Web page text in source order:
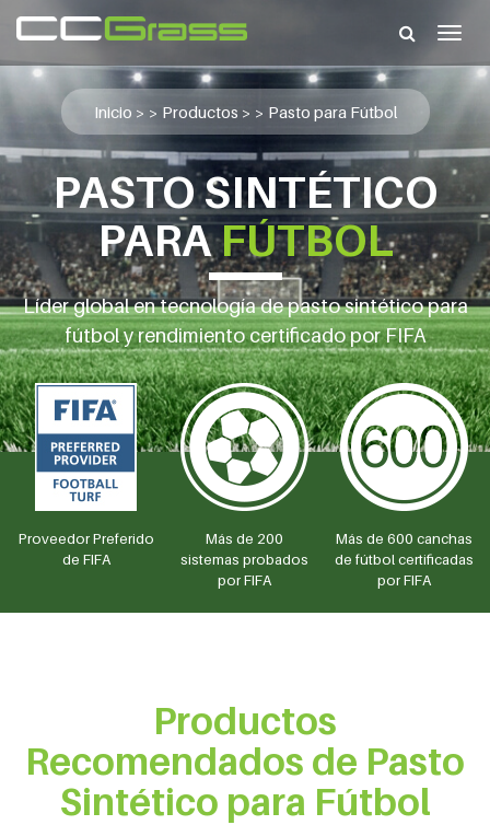
Inicio > > Productos > > Pasto para Fútbol
PASTO SINTÉTICO
PARAFÚTBOL
Líder global en tecnología de pasto sintético para
fútbol y rendimiento certificado por FIFA
Proveedor Preferido
de FIFA
Más de 200
sistemas probados
por FIFA
Más de 600 canchas
de fútbol certificadas
por FIFA
Productos
Recomendados de Pasto
Sintético para Fútbol